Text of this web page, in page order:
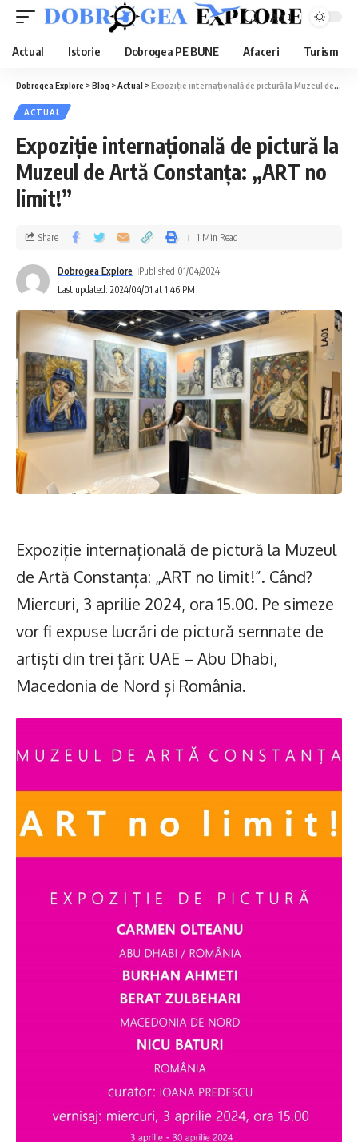
Aa
Actual Istorie Dobrogea PE BUNE Afaceri Turism
Dobrogea Explore >Blog >Actual >Expoziție internațională de pictură la Muzeul de Artă Constanța: „ART no limit!”
ACTUAL
Expoziție internațională de pictură la
Muzeul de Artă Constanța: „ART no
limit!”
Last updated: 2024/04/01 at 1:46 PM
Dobrogea Explore Published 01/04/2024
Share 1 Min Read
Expoziție internațională de pictură la Muzeul
de Artă Constanța: „ART no limit!”. Când?
Miercuri, 3 aprilie 2024, ora 15.00. Pe simeze
vor fi expuse lucrări de pictură semnate de
artiști din trei țări: UAE – Abu Dhabi,
Macedonia de Nord și România.